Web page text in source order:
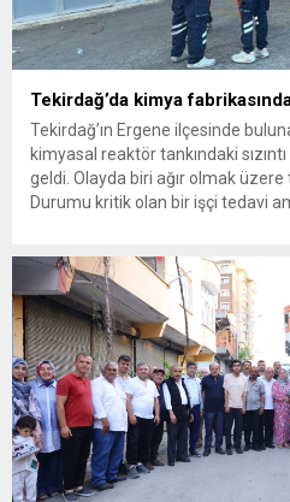
Tekirdağ’da kimya
Tekirdağ’ın Ergene ilçesinde
kimyasal reaktör tankındaki
geldi. Olayda biri ağır olmak üzere
Durumu kritik olan bir işçi tedavi
ilçesine...